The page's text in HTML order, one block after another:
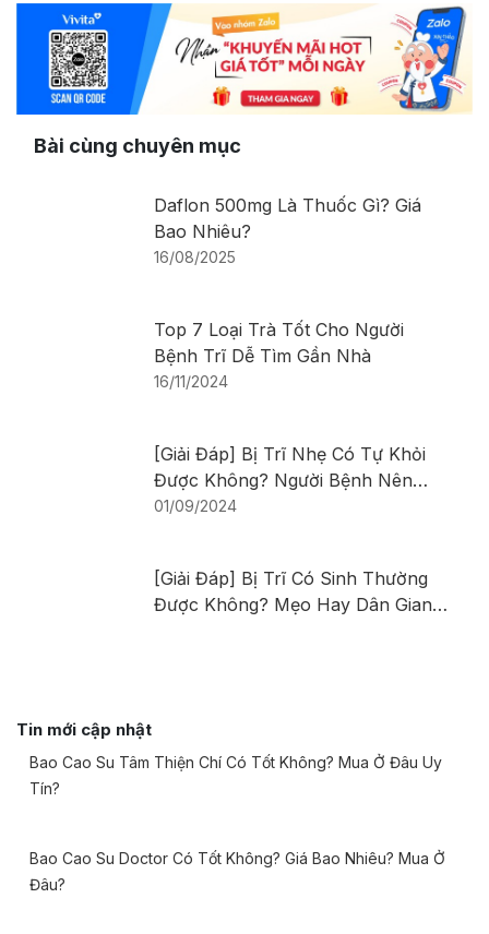
Bài cùng chuyên mục
Daflon 500mg Là Thuốc Gì​? Giá
Bao Nhiêu?
16/08/2025
Top 7 Loại Trà Tốt Cho Người
Bệnh Trĩ Dễ Tìm Gần Nhà
16/11/2024
[Giải Đáp] Bị Trĩ Nhẹ Có Tự Khỏi
Được Không? Người Bệnh Nên
Làm Gì Khi Bị Trĩ?
01/09/2024
[Giải Đáp] Bị Trĩ Có Sinh Thường
Được Không? Mẹo Hay Dân Gian
Tin mới cập nhật
Bao Cao Su Tâm Thiện Chí Có Tốt Không? Mua Ở Đâu Uy
Tín?
Bao Cao Su Doctor Có Tốt Không? Giá Bao Nhiêu? Mua Ở
Đâu?